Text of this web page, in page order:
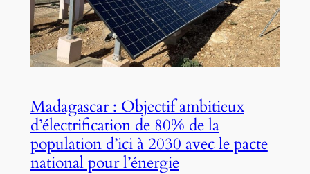
Madagascar : Objectif ambitieux
d’électrification de 80% de la
population d’ici à 2030 avec le pacte
national pour l’énergie